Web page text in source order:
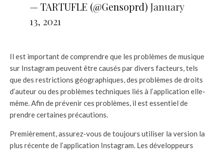
— TARTUFLE (@Gensoprd) January
13, 2021
Il est important de comprendre que les problèmes de musique
sur Instagram peuvent être causés par divers facteurs, tels
que des restrictions géographiques, des problèmes de droits
d’auteur ou des problèmes techniques liés à l’application elle-
même. Afin de prévenir ces problèmes, il est essentiel de
prendre certaines précautions.
Premièrement, assurez-vous de toujours utiliser la version la
plus récente de l’application Instagram. Les développeurs